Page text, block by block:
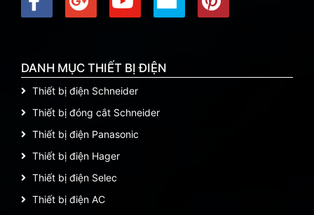
DANH MỤC THIẾT BỊ ĐIỆN
Thiết bị điện Schneider
Thiết bị đóng cắt Schneider
Thiết bị điện Panasonic
Thiết bị điện Hager
Thiết bị điện Selec
Thiết bị điện AC